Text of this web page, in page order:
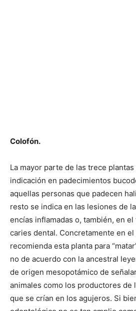
Colofón.
La mayor parte de las trece
indicación en padecimientos
aquellas personas que padecen
resto se indica en las lesiones de
encías inflamadas o, también, en
caries dental. Concretamente en el
recomienda esta planta para
no de acuerdo con la ancestral
de origen mesopotámico de
animales como los productores de
que se crían en los agujeros. Si